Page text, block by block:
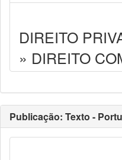
DIREITO
» DIREITO
Publicação: Texto -